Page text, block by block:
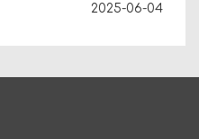
2025-06-04